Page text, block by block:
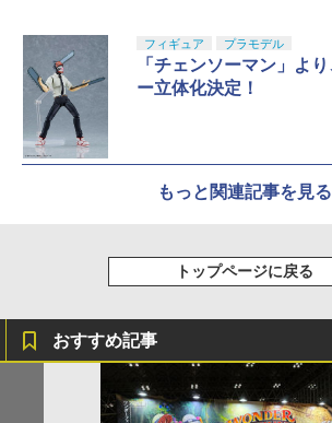
フィギュア プラモデル
「チェンソーマン」よ
ー立体化決定！
もっと関連記事を見る
トップページに戻る
おすすめ記事